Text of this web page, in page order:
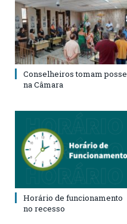
Conselheiros tomam posse
na Câmara
Horário de funcionamento
no recesso